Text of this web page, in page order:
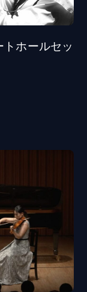
ホールセッ